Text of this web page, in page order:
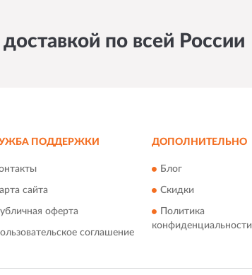
по всей России
ПОДДЕРЖКИ
сайта
оферта
соглашение
ДОПОЛНИТЕЛЬНО
Блог
Скидки
Политика
конфиденциальности